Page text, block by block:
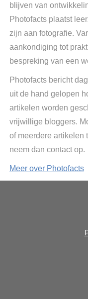
blijven van
Photofacts plaatst
zijn aan fotografie.
aankondiging tot
bespreking van een
Photofacts bericht
uit de hand gelopen
artikelen worden
vrijwillige bloggers.
of meerdere artikelen
neem dan contact op.
Meer over Photofacts